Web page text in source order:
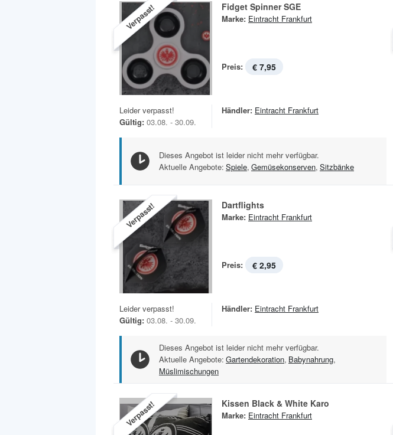
Verpasst! Fidget Spinner SGE
Marke: Eintracht Frankfurt
Preis: € 7,95
Leider verpasst!
Gültig: 03.08. - 30.09.
Händler: Eintracht Frankfurt
Dieses Angebot ist leider nicht mehr verfügbar.
Aktuelle Angebote: Spiele, Gemüsekonserven, Sitzbänke
Verpasst! Dartflights
Marke: Eintracht Frankfurt
Preis: € 2,95
Leider verpasst!
Gültig: 03.08. - 30.09.
Händler: Eintracht Frankfurt
Dieses Angebot ist leider nicht mehr verfügbar.
Aktuelle Angebote: Gartendekoration, Babynahrung,
Müslimischungen
Verpasst! Kissen Black & White Karo
Marke: Eintracht Frankfurt